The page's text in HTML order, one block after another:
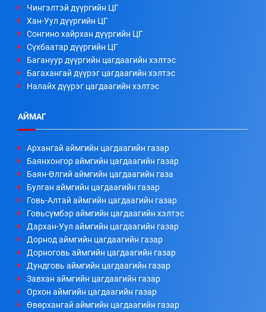
Чингэлтэй дүүргийн ЦГ
Хан-Уул дүүргийн ЦГ
Сонгино хайрхан дүүргийн ЦГ
Сүхбаатар дүүргийн ЦГ
Багануур дүүргийн цагдаагийн хэлтэс
Багахангай дүүрэг цагдаагийн хэлтэс
Налайх дүүрэг цагдаагийн хэлтэс
АЙМАГ
Архангай аймгийн цагдаагийн газар
Баянхонгор аймгийн цагдаагийн газар
Баян-Өлгий аймгийн цагдаагийн газа
Булган аймгийн цагдаагийн газар
Говь-Алтай аймгийн цагдаагийн газар
Говьсүмбэр аймгийн цагдаагийн хэлтэс
Дархан-Уул аймгийн цагдаагийн газар
Дорнод аймгийн цагдаагийн газар
Дорноговь аймгийн цагдаагийн газар
Дундговь аймгийн цагдаагийн газар
Завхан аймгийн цагдаагийн газар
Орхон аймгийн цагдаагийн газар
Өвөрхангай аймгийн цагдаагийн газар